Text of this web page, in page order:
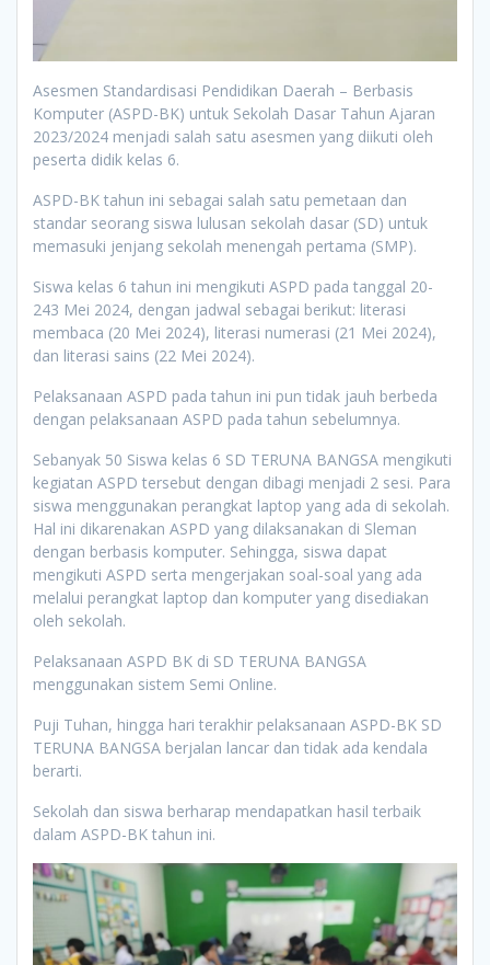
Asesmen Standardisasi Pendidikan Daerah – Berbasis
Komputer (ASPD-BK) untuk Sekolah Dasar Tahun Ajaran
2023/2024 menjadi salah satu asesmen yang diikuti oleh
peserta didik kelas 6.
ASPD-BK tahun ini sebagai salah satu pemetaan dan
standar seorang siswa lulusan sekolah dasar (SD) untuk
memasuki jenjang sekolah menengah pertama (SMP).
Siswa kelas 6 tahun ini mengikuti ASPD pada tanggal 20-
243 Mei 2024, dengan jadwal sebagai berikut: literasi
membaca (20 Mei 2024), literasi numerasi (21 Mei 2024),
dan literasi sains (22 Mei 2024).
Pelaksanaan ASPD pada tahun ini pun tidak jauh berbeda
dengan pelaksanaan ASPD pada tahun sebelumnya.
Sebanyak 50 Siswa kelas 6 SD TERUNA BANGSA mengikuti
kegiatan ASPD tersebut dengan dibagi menjadi 2 sesi. Para
siswa menggunakan perangkat laptop yang ada di sekolah.
Hal ini dikarenakan ASPD yang dilaksanakan di Sleman
dengan berbasis komputer. Sehingga, siswa dapat
mengikuti ASPD serta mengerjakan soal-soal yang ada
melalui perangkat laptop dan komputer yang disediakan
oleh sekolah.
Pelaksanaan ASPD BK di SD TERUNA BANGSA
menggunakan sistem Semi Online.
Puji Tuhan, hingga hari terakhir pelaksanaan ASPD-BK SD
TERUNA BANGSA berjalan lancar dan tidak ada kendala
berarti.
Sekolah dan siswa berharap mendapatkan hasil terbaik
dalam ASPD-BK tahun ini.